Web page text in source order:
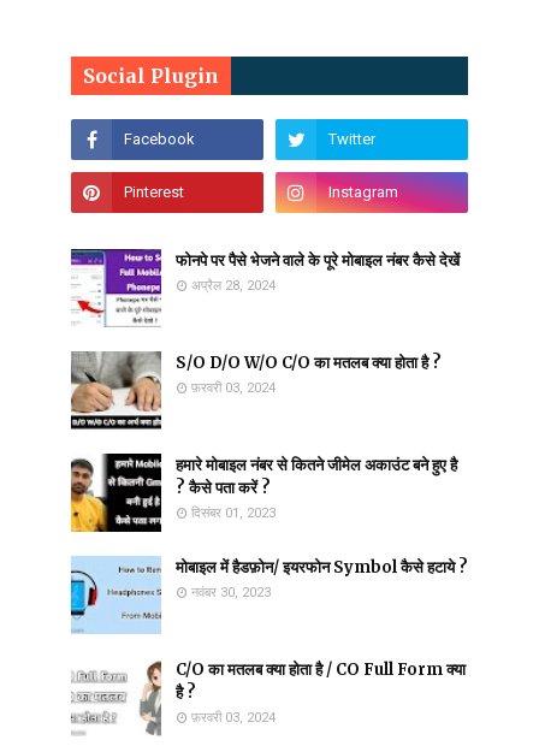
Social Plugin
फोनपे पर पैसे भेजने वाले के पूरे मोबाइल नंबर कैसे देखें
अप्रैल 28, 2024
S/O D/O W/O C/O का मतलब क्या होता है ?
फ़रवरी 03, 2024
हमारे मोबाइल नंबर से कितने जीमेल अकाउंट बने हुए है
? कैसे पता करें ?
दिसंबर 01, 2023
मोबाइल में हैडफ़ोन/ इयरफोन Symbol कैसे हटाये ?
नवंबर 30, 2023
C/O का मतलब क्या होता है / CO Full Form क्या
है ?
फ़रवरी 03, 2024